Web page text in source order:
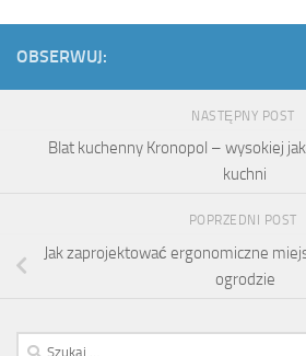
OBSERWUJ:
NASTĘPNY POST
Blat kuchenny Kronopol – wysokiej
kuchni
POPRZEDNI POST
Jak zaprojektować ergonomiczne
ogrodzie
Szukaj: